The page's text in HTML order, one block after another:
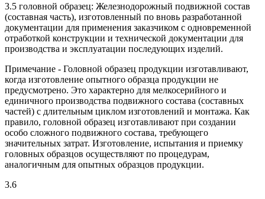
3.5 головной образец: Железнодорожный подвижной состав
(составная часть), изготовленный по вновь разработанной
документации для применения заказчиком с одновременной
отработкой конструкции и технической документации для
производства и эксплуатации последующих изделий.
Примечание - Головной образец продукции изготавливают,
когда изготовление опытного образца продукции не
предусмотрено. Это характерно для мелкосерийного и
единичного производства подвижного состава (составных
частей) с длительным циклом изготовлений и монтажа. Как
правило, головной образец изготавливают при создании
особо сложного подвижного состава, требующего
значительных затрат. Изготовление, испытания и приемку
головных образцов осуществляют по процедурам,
аналогичным для опытных образцов продукции.
3.6